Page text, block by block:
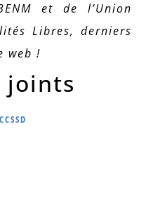
et de l’Union
Libres, derniers
web !
joints